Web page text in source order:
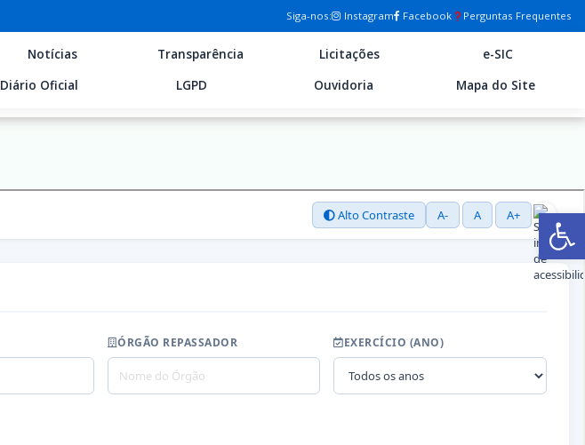
Siga-nos: Instagram Facebook Perguntas Frequentes
Notícias Transparência Licitações
e-SIC
Diário Oficial LGPD Ouvidoria Mapa do Site